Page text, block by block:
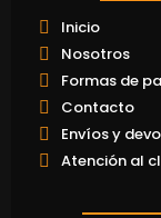
Inicio
Nosotros
Formas de
Contacto
Envíos y
Atención al